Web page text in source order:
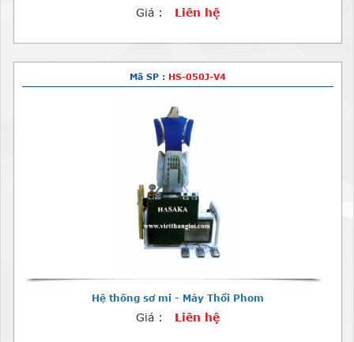
Giá : Liên hệ
Mã SP : HS-050J-V4
Hệ thống sơ mi - Máy Thổi Phom
Giá : Liên hệ